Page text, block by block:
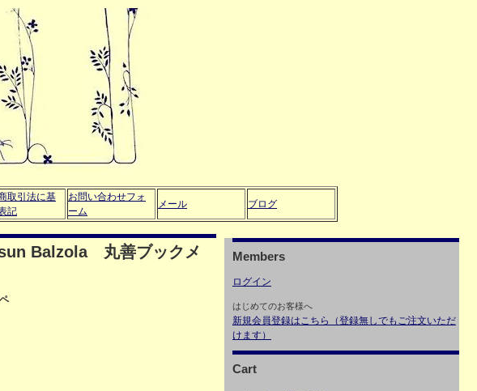
取引法に基
記
お問い合わせフォ
ーム
メール ブログ
Balzola 丸善ブックメ
Members
ログイン
はじめてのお客様へ
新規会員登録はこちら（登録無しでもご注文いただ
けます）
Cart